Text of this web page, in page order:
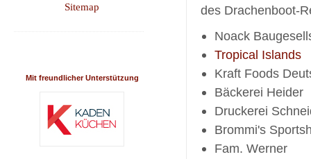
Sitemap
Mit freundlicher Unterstützung
des Drachenboot-
Noack
Tropical Islands
Kraft Foods
Bäckerei Heider
Druckerei
Brommi's
Fam. Werner